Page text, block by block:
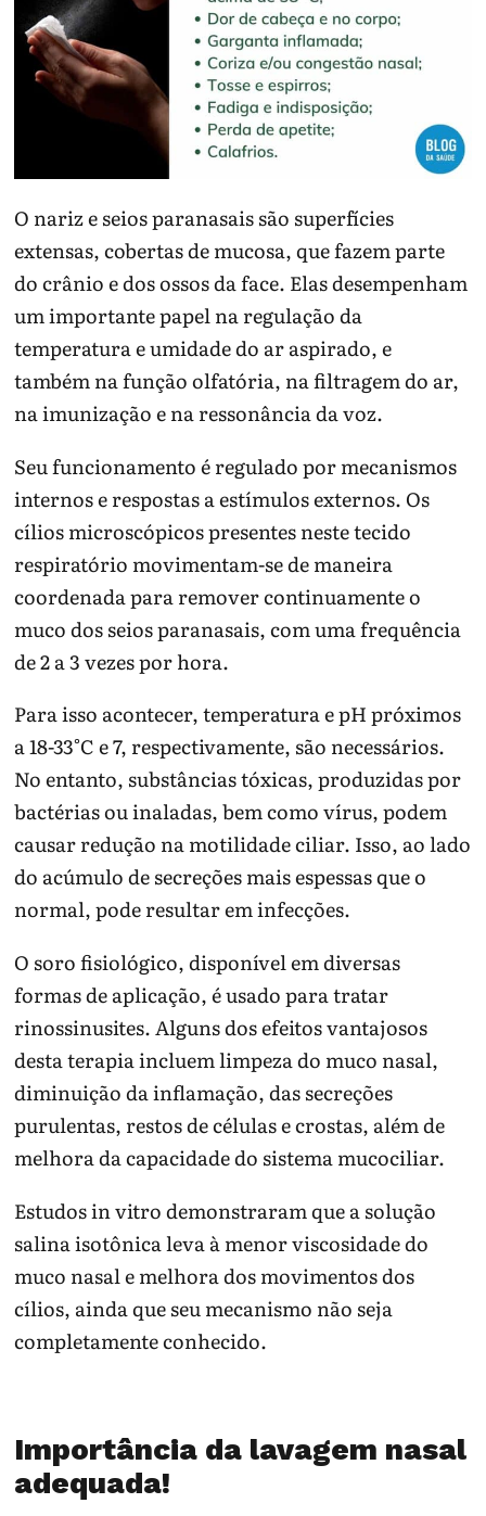
O nariz e seios paranasais são superfícies
extensas, cobertas de mucosa, que fazem parte
do crânio e dos ossos da face. Elas desempenham
um importante papel na regulação da
temperatura e umidade do ar aspirado, e
também na função olfatória, na filtragem do ar,
na imunização e na ressonância da voz.
Seu funcionamento é regulado por mecanismos
internos e respostas a estímulos externos. Os
cílios microscópicos presentes neste tecido
respiratório movimentam-se de maneira
coordenada para remover continuamente o
muco dos seios paranasais, com uma frequência
de 2 a 3 vezes por hora.
Para isso acontecer, temperatura e pH próximos
a 18-33°C e 7, respectivamente, são necessários.
No entanto, substâncias tóxicas, produzidas por
bactérias ou inaladas, bem como vírus, podem
causar redução na motilidade ciliar. Isso, ao lado
do acúmulo de secreções mais espessas que o
normal, pode resultar em infecções.
O soro fisiológico, disponível em diversas
formas de aplicação, é usado para tratar
rinossinusites. Alguns dos efeitos vantajosos
desta terapia incluem limpeza do muco nasal,
diminuição da inflamação, das secreções
purulentas, restos de células e crostas, além de
melhora da capacidade do sistema mucociliar.
Estudos in vitro demonstraram que a solução
salina isotônica leva à menor viscosidade do
muco nasal e melhora dos movimentos dos
cílios, ainda que seu mecanismo não seja
completamente conhecido.
Importância da lavagem nasal
adequada!